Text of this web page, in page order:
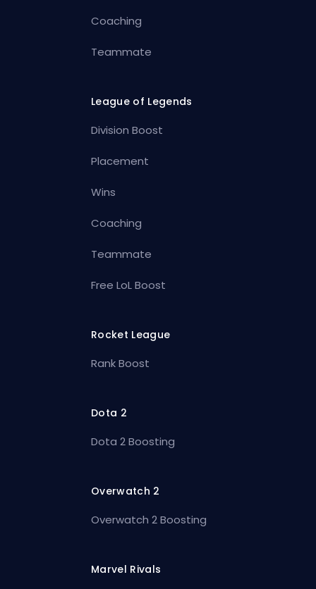
Coaching
Teammate
League of Legends
Division Boost
Placement
Wins
Coaching
Teammate
Free LoL Boost
Rocket League
Rank Boost
Dota 2
Dota 2 Boosting
Overwatch 2
Overwatch 2 Boosting
Marvel Rivals